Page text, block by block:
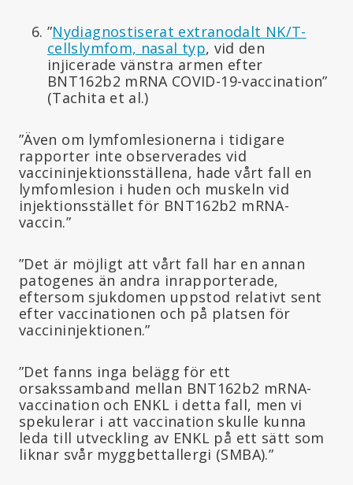
”Nydiagnostiserat extranodalt NK/T-
cellslymfom, nasal typ, vid den
injicerade vänstra armen efter
BNT162b2 mRNA COVID-19-vaccination”
(Tachita et al.)
”Även om lymfomlesionerna i tidigare
rapporter inte observerades vid
vaccininjektionsställena, hade vårt fall en
lymfomlesion i huden och muskeln vid
injektionsstället för BNT162b2 mRNA-
vaccin.”
”Det är möjligt att vårt fall har en annan
patogenes än andra inrapporterade,
eftersom sjukdomen uppstod relativt sent
efter vaccinationen och på platsen för
vaccininjektionen.”
”Det fanns inga belägg för ett
orsakssamband mellan BNT162b2 mRNA-
vaccination och ENKL i detta fall, men vi
spekulerar i att vaccination skulle kunna
leda till utveckling av ENKL på ett sätt som
liknar svår myggbettallergi (SMBA).”